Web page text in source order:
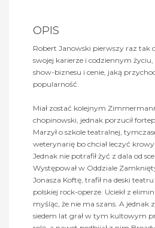
OPIS
Robert Janowski pierwszy raz tak
swojej karierze i codziennym życiu,
show-biznesu i cenie, jaką
popularność.
Miał zostać kolejnym
chopinowski, jednak porzucił
Marzył o szkole teatralnej,
weterynarię bo chciał leczyć
Jednak nie potrafił żyć z dala od
Występował w Oddziale
Jonasza Koftę, trafił na deski
polskiej rock-operze. Uciekł z
myśląc, że nie ma szans. A jednak
siedem lat grał w tym kultowym